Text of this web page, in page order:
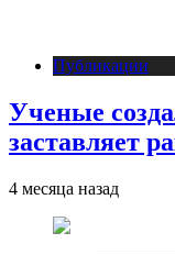
Публикации
Ученые
заставляет
4 месяца назад